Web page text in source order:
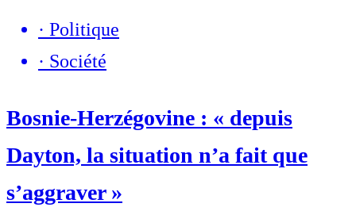
· Politique
· Société
Bosnie-Herzégovine : « depuis
Dayton, la situation n’a fait que
s’aggraver »